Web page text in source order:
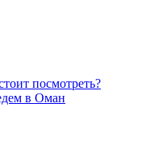
посмотреть?
в Оман